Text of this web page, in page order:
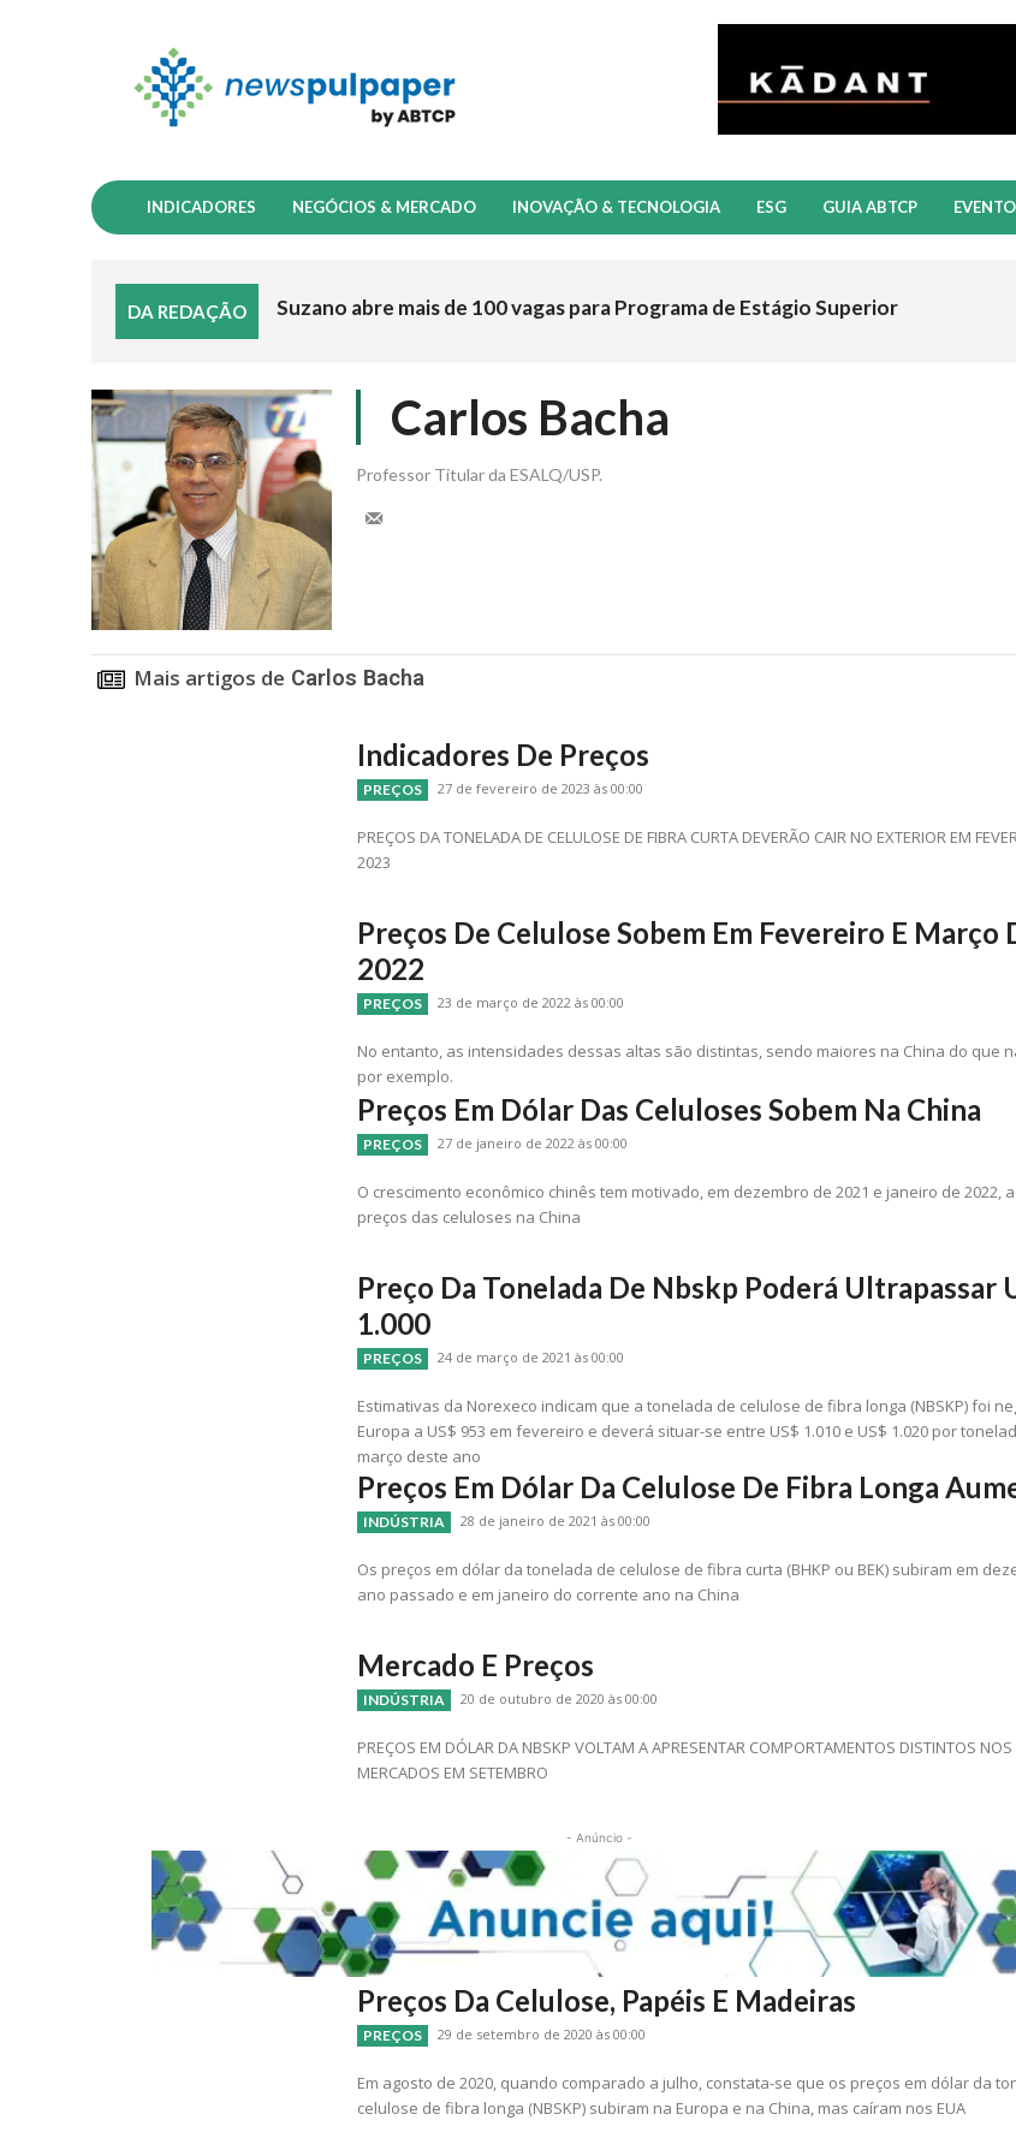
INDICADORES NEGÓCIOS & MERCADO INOVAÇÃO & TECNOLOGIA ESG GUIA ABTCP
DA REDAÇÃO Suzano abre mais de 100 vagas para Programa de Estágio Superior
Carlos Bacha
Professor Titular da ESALQ/USP.
Mais artigos de Carlos Bacha
Indicadores De Preços
PREÇOS 27 de fevereiro de 2023 às 00:00
PREÇOS DA TONELADA DE CELULOSE DE FIBRA CURTA DEVERÃO CAIR NO EXTERIOR EM FEVEREIRO DE
2023
Preços De Celulose Sobem Em Fevereiro E Março
2022
PREÇOS 23 de março de 2022 às 00:00
No entanto, as intensidades dessas altas são distintas, sendo maiores na China do que
por exemplo.
Preços Em Dólar Das Celuloses Sobem Na China
PREÇOS 27 de janeiro de 2022 às 00:00
O crescimento econômico chinês tem motivado, em dezembro de 2021 e janeiro de 2022,
preços das celuloses na China
Preço Da Tonelada De Nbskp Poderá Ultrapassar
1.000
PREÇOS 24 de março de 2021 às 00:00
Estimativas da Norexeco indicam que a tonelada de celulose de fibra longa (NBSKP) foi
Europa a US$ 953 em fevereiro e deverá situar-se entre US$ 1.010 e US$ 1.020 por
março deste ano
Preços Em Dólar Da Celulose De Fibra Longa
INDÚSTRIA 28 de janeiro de 2021 às 00:00
Os preços em dólar da tonelada de celulose de fibra curta (BHKP ou BEK) subiram em
ano passado e em janeiro do corrente ano na China
Mercado E Preços
INDÚSTRIA 20 de outubro de 2020 às 00:00
PREÇOS EM DÓLAR DA NBSKP VOLTAM A APRESENTAR COMPORTAMENTOS DISTINTOS NOS
MERCADOS EM SETEMBRO
- Anúncio -
Preços Da Celulose, Papéis E Madeiras
PREÇOS 29 de setembro de 2020 às 00:00
Em agosto de 2020, quando comparado a julho, constata-se que os preços em dólar da
celulose de fibra longa (NBSKP) subiram na Europa e na China, mas caíram nos EUA